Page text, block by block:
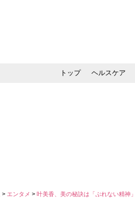
トップ ヘルスケア
> エンタメ > 叶美香、美の秘訣は「ぶれない精神」